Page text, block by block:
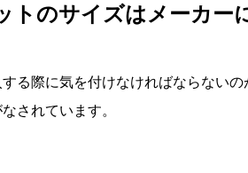
トのサイズはメーカー
る際に気を付けなければならない
されています。